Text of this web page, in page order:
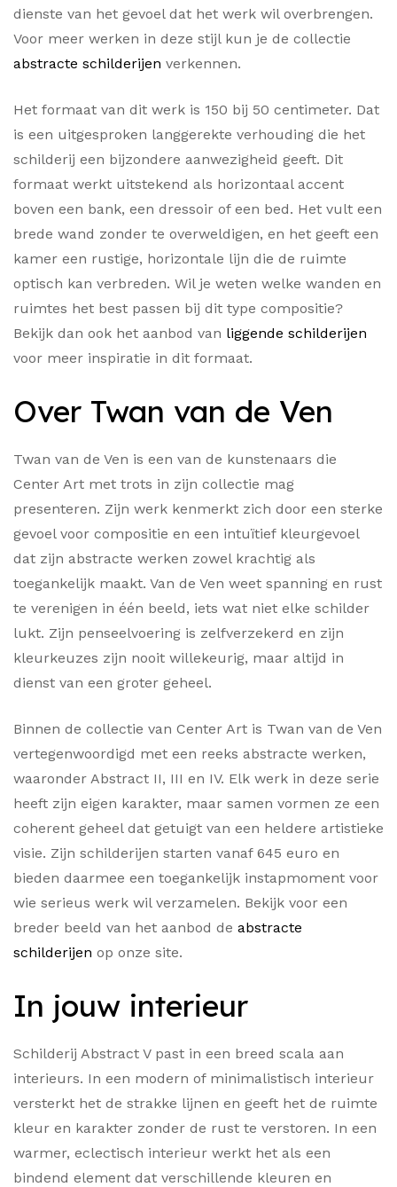
dienste van het gevoel dat het werk wil overbrengen.
Voor meer werken in deze stijl kun je de collectie
abstracte schilderijen verkennen.
Het formaat van dit werk is 150 bij 50 centimeter. Dat
is een uitgesproken langgerekte verhouding die het
schilderij een bijzondere aanwezigheid geeft. Dit
formaat werkt uitstekend als horizontaal accent
boven een bank, een dressoir of een bed. Het vult een
brede wand zonder te overweldigen, en het geeft een
kamer een rustige, horizontale lijn die de ruimte
optisch kan verbreden. Wil je weten welke wanden en
ruimtes het best passen bij dit type compositie?
Bekijk dan ook het aanbod van liggende schilderijen
voor meer inspiratie in dit formaat.
Over Twan van de Ven
Twan van de Ven is een van de kunstenaars die
Center Art met trots in zijn collectie mag
presenteren. Zijn werk kenmerkt zich door een sterke
gevoel voor compositie en een intuïtief kleurgevoel
dat zijn abstracte werken zowel krachtig als
toegankelijk maakt. Van de Ven weet spanning en rust
te verenigen in één beeld, iets wat niet elke schilder
lukt. Zijn penseelvoering is zelfverzekerd en zijn
kleurkeuzes zijn nooit willekeurig, maar altijd in
dienst van een groter geheel.
Binnen de collectie van Center Art is Twan van de Ven
vertegenwoordigd met een reeks abstracte werken,
waaronder Abstract II, III en IV. Elk werk in deze serie
heeft zijn eigen karakter, maar samen vormen ze een
coherent geheel dat getuigt van een heldere artistieke
visie. Zijn schilderijen starten vanaf 645 euro en
bieden daarmee een toegankelijk instapmoment voor
wie serieus werk wil verzamelen. Bekijk voor een
breder beeld van het aanbod de abstracte
schilderijen op onze site.
In jouw interieur
Schilderij Abstract V past in een breed scala aan
interieurs. In een modern of minimalistisch interieur
versterkt het de strakke lijnen en geeft het de ruimte
kleur en karakter zonder de rust te verstoren. In een
warmer, eclectisch interieur werkt het als een
bindend element dat verschillende kleuren en